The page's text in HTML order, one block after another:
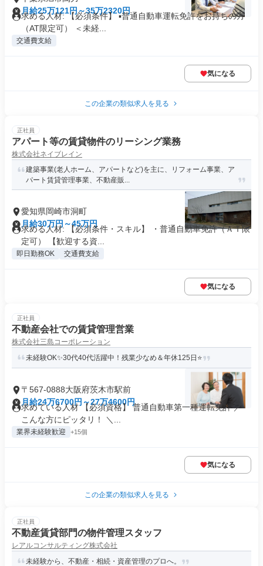
月給25万121円～35万2320円
求める人材: 【必須条件】 ▪普通自動車運転免許をお持ちの方
（AT限定可） ＜未経...
交通費支給
気になる
この企業の類似求人を見る
正社員
アパート等の賃貸物件のリーシング業務
株式会社ネイブレイン
建築事業(老人ホーム、アパートなど)を主に、リフォーム事業、ア
パート賃貸管理事業、不動産販...
愛知県岡崎市洞町
月給30万円～45万円
求める人材: 【必須条件・スキル】 ・普通自動車免許（ＡＴ限
定可） 【歓迎する資...
即日勤務OK 交通費支給
気になる
正社員
不動産会社での賃貸管理営業
株式会社三島コーポレーション
未経験OK✨30代40代活躍中！残業少なめ＆年休125日⭐
〒567-0888大阪府茨木市駅前
月給24万6700円～27万4600円
求めている人材 【必須資格】 普通自動車第一種運転免許 ／
こんな方にピッタリ！ ＼...
業界未経験歓迎 +15個
気になる
この企業の類似求人を見る
正社員
不動産賃貸部門の物件管理スタッフ
レアルコンサルティング株式会社
未経験から、不動産・相続・資産管理のプロへ。